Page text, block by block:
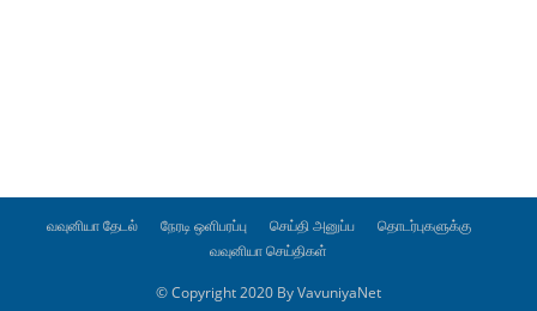
வவுனியா தேடல் நேரடி ஒளிபரப்பு செய்தி அனுப்ப
தொடர்புகளுக்கு
வவுனியா செய்திகள்
© Copyright 2020 By VavuniyaNet